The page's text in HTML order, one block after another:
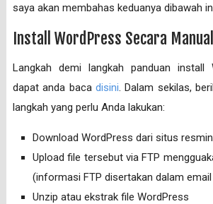
saya akan membahas keduanya dibawah
Install WordPress Secara Manual
Langkah demi langkah panduan install
dapat anda baca disini. Dalam sekilas,
langkah yang perlu Anda lakukan:
Download WordPress dari situs
Upload file tersebut via FTP
(informasi FTP disertakan dalam
Unzip atau ekstrak file WordPress